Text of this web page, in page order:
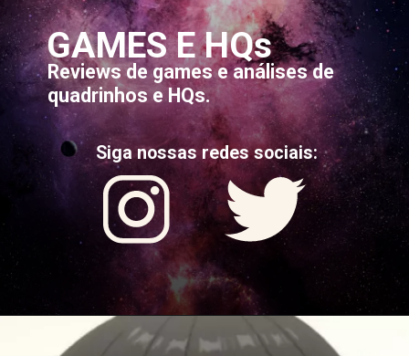
GAMES E HQs
Reviews de games e análises de
quadrinhos e HQs.
Siga nossas redes sociais: